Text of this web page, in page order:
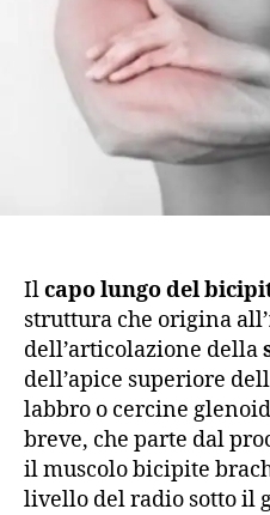
Ilcapo lungo del
struttura che origina all’
dell’articolazione della
dell’apice superiore
labbro o cercine
breve, che parte dal
il muscolo bicipite
livello del radio sotto il